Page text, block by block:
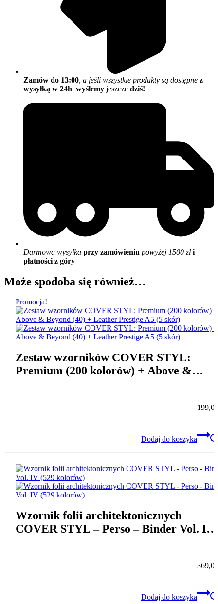
Zamów do 13:00, a jeśli wszystkie produkty są dostępne z
wysyłką w 24h, wyślemy jeszcze dziś!
Darmowa wysyłka przy zamówieniu powyżej 1500 złi
płatności z góry
Może spodoba się również…
Promocja!
Zestaw wzorników COVER STYL:
Premium (200 kolorów) + Above &
Dodaj do koszyka
Wzornik folii architektonicznych
COVER STYL – Perso – Binder Vol. IV
Dodaj do koszyka